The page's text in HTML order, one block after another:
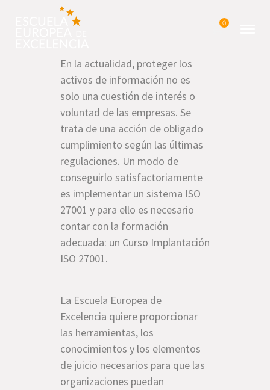
0
En la actualidad, proteger los
activos de información no es
solo una cuestión de interés o
voluntad de las empresas. Se
trata de una acción de obligado
cumplimiento según las últimas
regulaciones. Un modo de
conseguirlo satisfactoriamente
es implementar un sistema ISO
27001 y para ello es necesario
contar con la formación
adecuada: un Curso Implantación
ISO 27001.
La Escuela Europea de
Excelencia quiere proporcionar
las herramientas, los
conocimientos y los elementos
de juicio necesarios para que las
organizaciones puedan